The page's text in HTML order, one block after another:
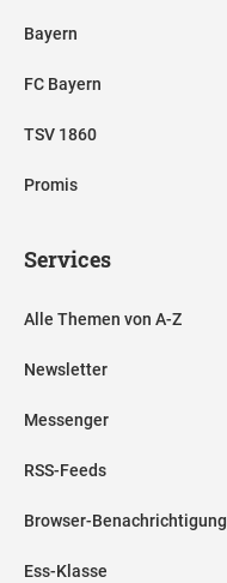
Bayern
FC Bayern
TSV 1860
Promis
Services
Alle Themen von A-Z
Newsletter
Messenger
RSS-Feeds
Browser-Benachrichtigung
Ess-Klasse